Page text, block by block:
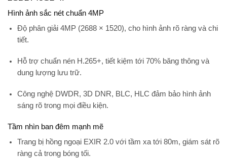
Hình ảnh sắc nét chuẩn 4MP
Độ phân giải 4MP (2688 × 1520), cho hình ảnh rõ ràng và chi
tiết.
Hỗ trợ chuẩn nén H.265+, tiết kiệm tới 70% băng thông và
dung lượng lưu trữ.
Công nghệ DWDR, 3D DNR, BLC, HLC đảm bảo hình ảnh
sáng rõ trong mọi điều kiện.
Tầm nhìn ban đêm mạnh mẽ
Trang bị hồng ngoại EXIR 2.0với tầm xa tới 80m, giám sát rõ
ràng cả trong bóng tối.